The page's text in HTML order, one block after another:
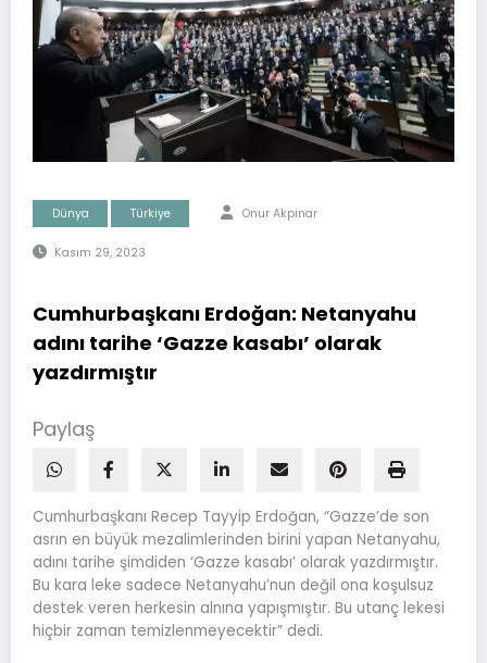
Dünya Türkiye Onur Akpinar
Kasım 29, 2023
Cumhurbaşkanı Erdoğan: Netanyahu
adını tarihe ‘Gazze kasabı’ olarak
yazdırmıştır
Paylaş
Cumhurbaşkanı Recep Tayyip Erdoğan, “Gazze’de son
asrın en büyük mezalimlerinden birini yapan Netanyahu,
adını tarihe şimdiden ‘Gazze kasabı’ olarak yazdırmıştır.
Bu kara leke sadece Netanyahu’nun değil ona koşulsuz
destek veren herkesin alnına yapışmıştır. Bu utanç lekesi
hiçbir zaman temizlenmeyecektir” dedi.